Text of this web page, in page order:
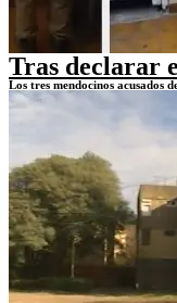
Tras declarar
Los tres mendocinos acusados